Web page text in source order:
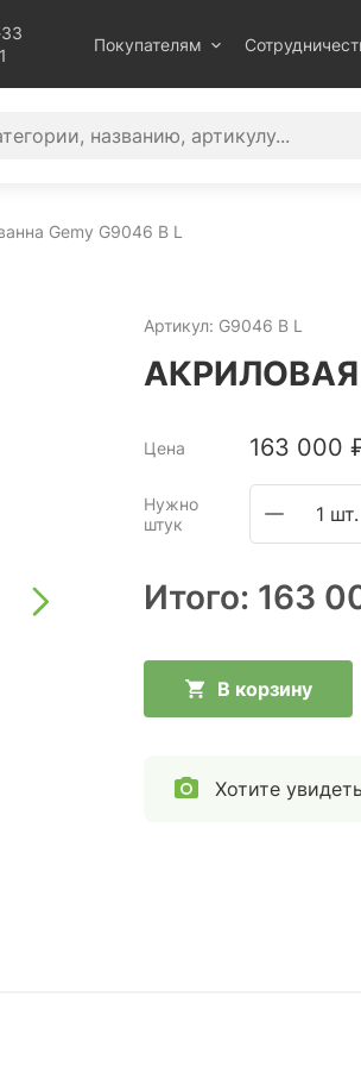
Покупателям
Gemy G9046 B L
Артикул: G9046 B L
АКРИЛОВАЯ
Цена 163 000
Нужно
штук
1 шт.
Итого: 163
В корзину
Хотите